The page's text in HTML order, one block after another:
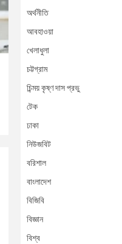
অর্থনীতি
আবহাওয়া
খেলাধুলা
চট্টগ্রাম
চিন্ময় কৃষ্ণ দাস প্রভু
টেক
ঢাকা
নিউজবিট
বরিশাল
বাংলাদেশ
বিজিবি
বিজ্ঞান
বিশ্ব